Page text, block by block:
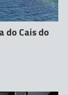
do Cais do